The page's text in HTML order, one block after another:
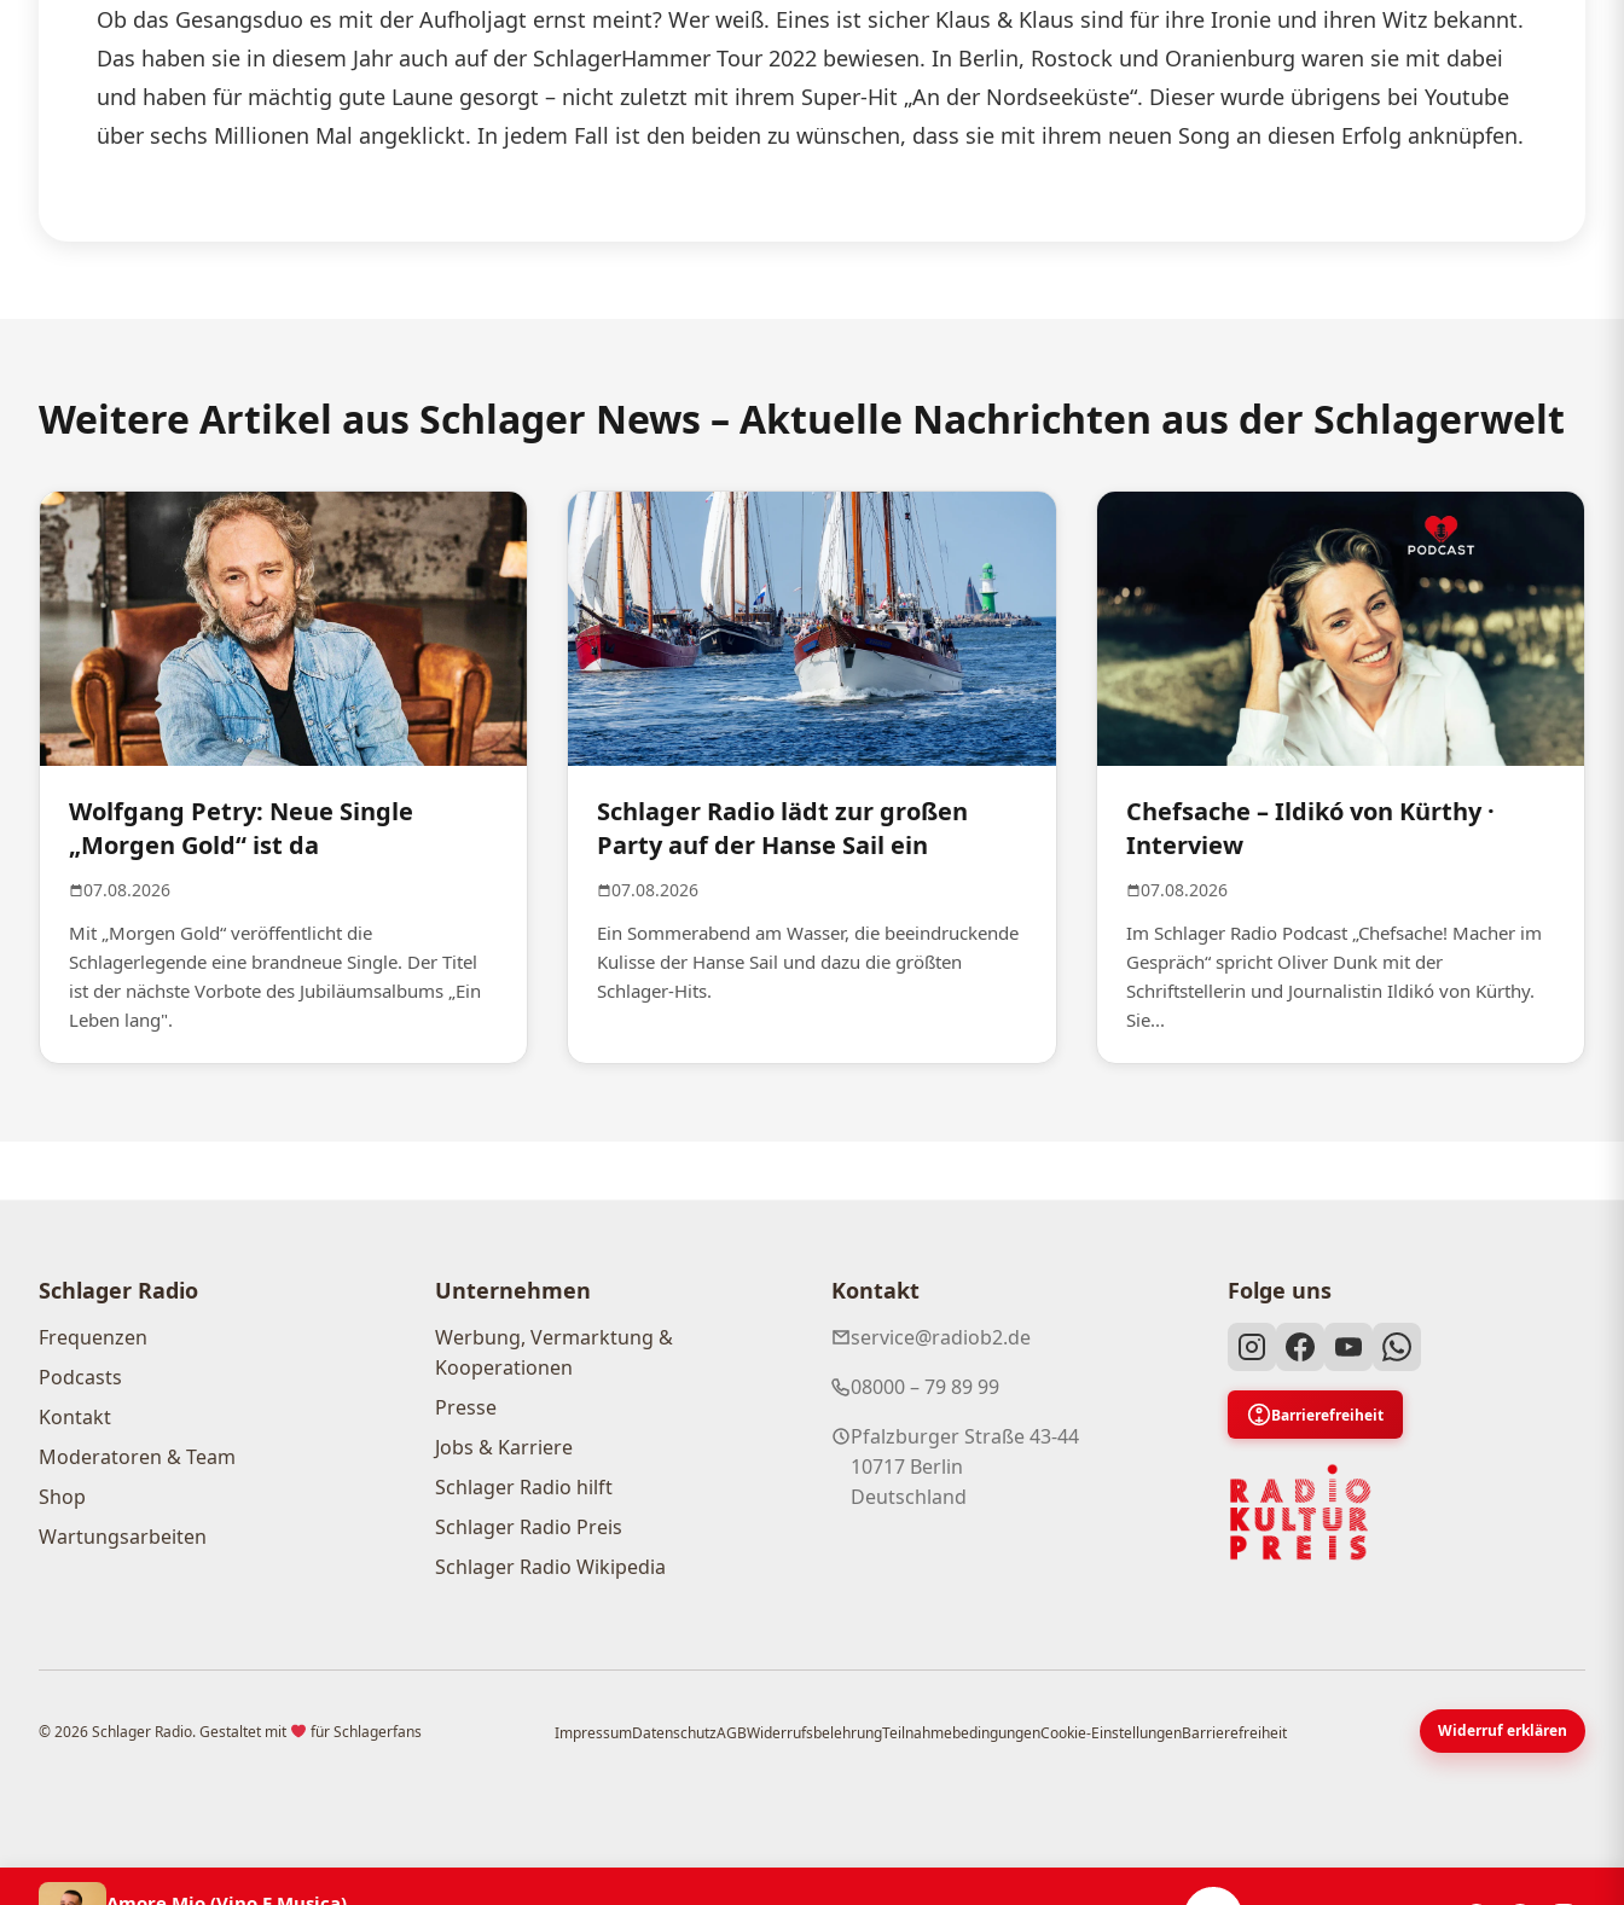
Ob das Gesangsduo es mit der Aufholjagt ernst meint? Wer weiß. Eines ist sicher Klaus & Klaus sind für ihre Ironie und ihren Witz bekannt.
Das haben sie in diesem Jahr auch auf der SchlagerHammer Tour 2022 bewiesen. In Berlin, Rostock und Oranienburg waren sie mit dabei
und haben für mächtig gute Laune gesorgt – nicht zuletzt mit ihrem Super-Hit „An der Nordseeküste“. Dieser wurde übrigens bei Youtube
über sechs Millionen Mal angeklickt. In jedem Fall ist den beiden zu wünschen, dass sie mit ihrem neuen Song an diesen Erfolg anknüpfen.
Weitere Artikel aus Schlager News – Aktuelle Nachrichten aus der Schlagerwelt
Wolfgang Petry: Neue Single
„Morgen Gold“ ist da
07.08.2026
Mit „Morgen Gold“ veröffentlicht die
Schlagerlegende eine brandneue Single. Der Titel
ist der nächste Vorbote des Jubiläumsalbums „Ein
Leben lang".
Schlager Radio lädt zur großen
Party auf der Hanse Sail ein
07.08.2026
Ein Sommerabend am Wasser, die beeindruckende
Kulisse der Hanse Sail und dazu die größten
Schlager-Hits.
Chefsache – Ildikó von Kürthy ·
Interview
07.08.2026
Im Schlager Radio Podcast „Chefsache! Macher im
Gespräch“ spricht Oliver Dunk mit der
Schriftstellerin und Journalistin Ildikó von Kürthy.
Sie...
Schlager Radio
Frequenzen
Podcasts
Kontakt
Moderatoren & Team
Shop
Wartungsarbeiten
Unternehmen
Werbung, Vermarktung &
Kooperationen
Presse
Jobs & Karriere
Schlager Radio hilft
Schlager Radio Preis
Schlager Radio Wikipedia
Kontakt
service@radiob2.de
08000 – 79 89 99
Pfalzburger Straße 43-44
10717 Berlin
Deutschland
Folge uns
Barrierefreiheit
© 2026 Schlager Radio. Gestaltet mit für Schlagerfans ImpressumDatenschutzAGBWiderrufsbelehrungTeilnahmebedingungenCookie-EinstellungenBarrierefreiheit Widerruf erklären